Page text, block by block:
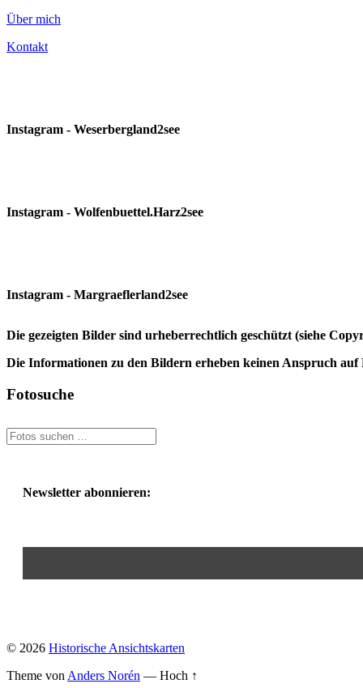
Über mich
Kontakt
Instagram - Weserbergland2see
Instagram - Wolfenbuettel.Harz2see
Instagram - Margraeflerland2see
Die gezeigten Bilder sind urheberrechtlich geschützt (siehe
Die Informationen zu den Bildern erheben keinen Anspruch
Fotosuche
Newsletter abonnieren:
© 2026 Historische Ansichtskarten
Theme von Anders Norén — Hoch ↑